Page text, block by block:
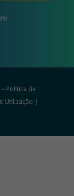
Política de
Utilização |